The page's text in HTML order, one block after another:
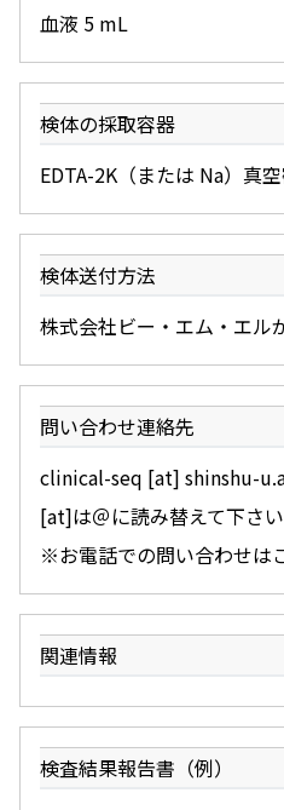
血液 5 mL
検体の採取容器
EDTA-2K（または Na）真
検体送付方法
株式会社ビー・エム・エル
問い合わせ連絡先
clinical-seq [at] shinshu-
[at]は＠に読み替えて下さい
※お電話での問い合わせは
関連情報
検査結果報告書（例）